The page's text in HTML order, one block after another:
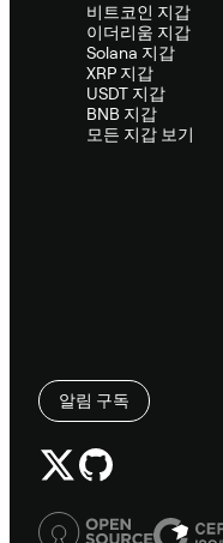
비트코인 지갑
이더리움 지갑
Solana 지갑
XRP 지갑
USDT 지갑
BNB 지갑
모든 지갑 보기
알림 구독